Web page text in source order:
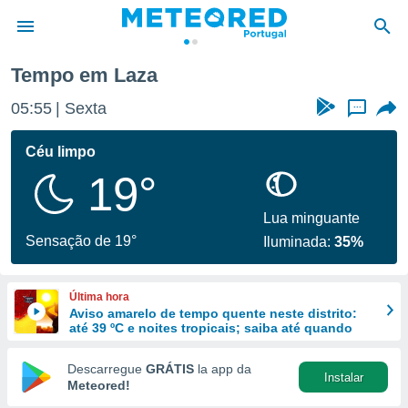
da
foi
fornecidas
a este
das
e
forma
digital
Tempo em Laza
05:55 Sexta ...
Céu limpo
19°
Sensação de 19°
Lua minguante
Iluminada:35%
Última hora
Aviso amarelo de tempo quente neste distrito:
até 39 ºC e noites tropicais; saiba até quando
Descarregue GRÁTIS la app da
Meteored!
Instalar